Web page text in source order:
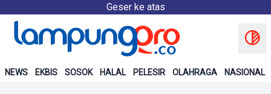
Geser ke atas
NEWS EKBIS SOSOK HALAL PELESIR OLAHRAGA NASIONAL